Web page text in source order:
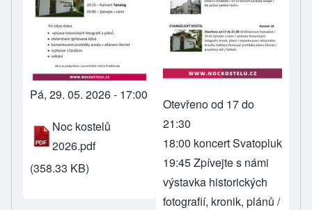
Pá, 29. 05. 2026 - 17:00
Noc kostelů
2026.pdf
(358.33 KB)
Otevřeno od 17 do
21:30
18:00 koncert Svatopluk
19:45 Zpívejte s námi
výstavka historických
fotografií, kronik, plánů /